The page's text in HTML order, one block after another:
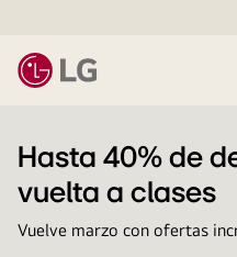
Hasta 40% de
vuelta a clases
Vuelve marzo con ofertas